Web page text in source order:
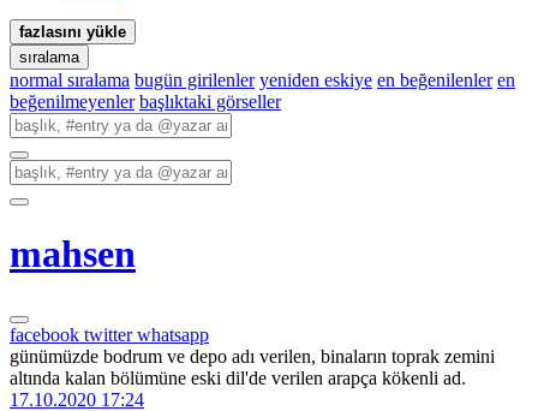
fazlasını yükle
sıralama
normal sıralama bugün girilenler yeniden eskiye en beğenilenler en
beğenilmeyenler başlıktaki görseller
mahsen
facebook twitterwhatsapp
günümüzde bodrum ve depo adı verilen, binaların toprak zemini
altında kalan bölümüne eski dil'de verilen arapça kökenli ad.
17.10.2020 17:24